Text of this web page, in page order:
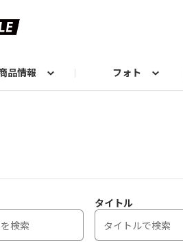
【投票企画】
品情報 フォト
タイトル